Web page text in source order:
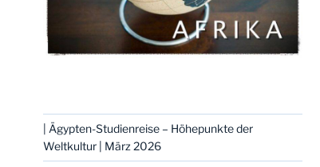
| Ägypten-Studienreise – Höhepunkte der
Weltkultur | März 2026